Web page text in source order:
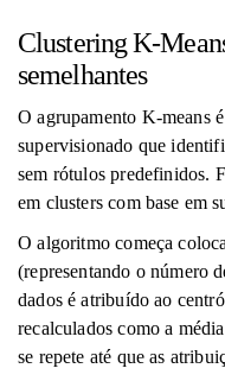
Clustering K-
semelhantes
O agrupamento K-means
supervisionado que
sem rótulos predefinidos.
em clusters com base em
O algoritmo começa
(representando o número
dados é atribuído ao
recalculados como a
se repete até que as